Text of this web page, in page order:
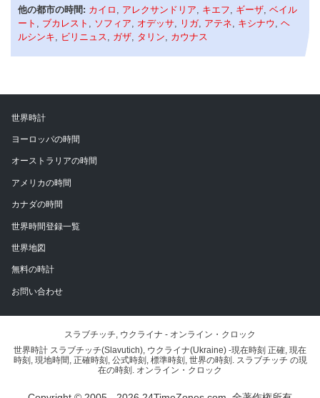
他の都市の時間: カイロ , アレクサンドリア, キエフ, ギーザ, ベイル
ート , ブカレスト , ソフィア, オデッサ, リガ, アテネ, キシナウ , ヘ
ルシンキ, ビリニュス, ガザ, タリン, カウナス
世界時計
ヨーロッパの時間
オーストラリアの時間
アメリカの時間
カナダの時間
世界時間登録一覧
世界地図
無料の時計
お問い合わせ
スラブチッチ, ウクライナ - オンライン・クロック
世界時計 スラブチッチ(Slavutich), ウクライナ(Ukraine) -現在時刻 正確, 現在
時刻, 現地時間, 正確時刻, 公式時刻, 標準時刻, 世界の時刻. スラブチッチ の現
在の時刻. オンライン・クロック